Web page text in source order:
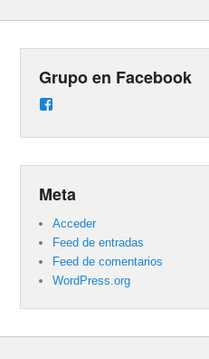
Grupo en Facebook
en
Meta
Acceder
Feed de entradas
Feed de comentarios
WordPress.org